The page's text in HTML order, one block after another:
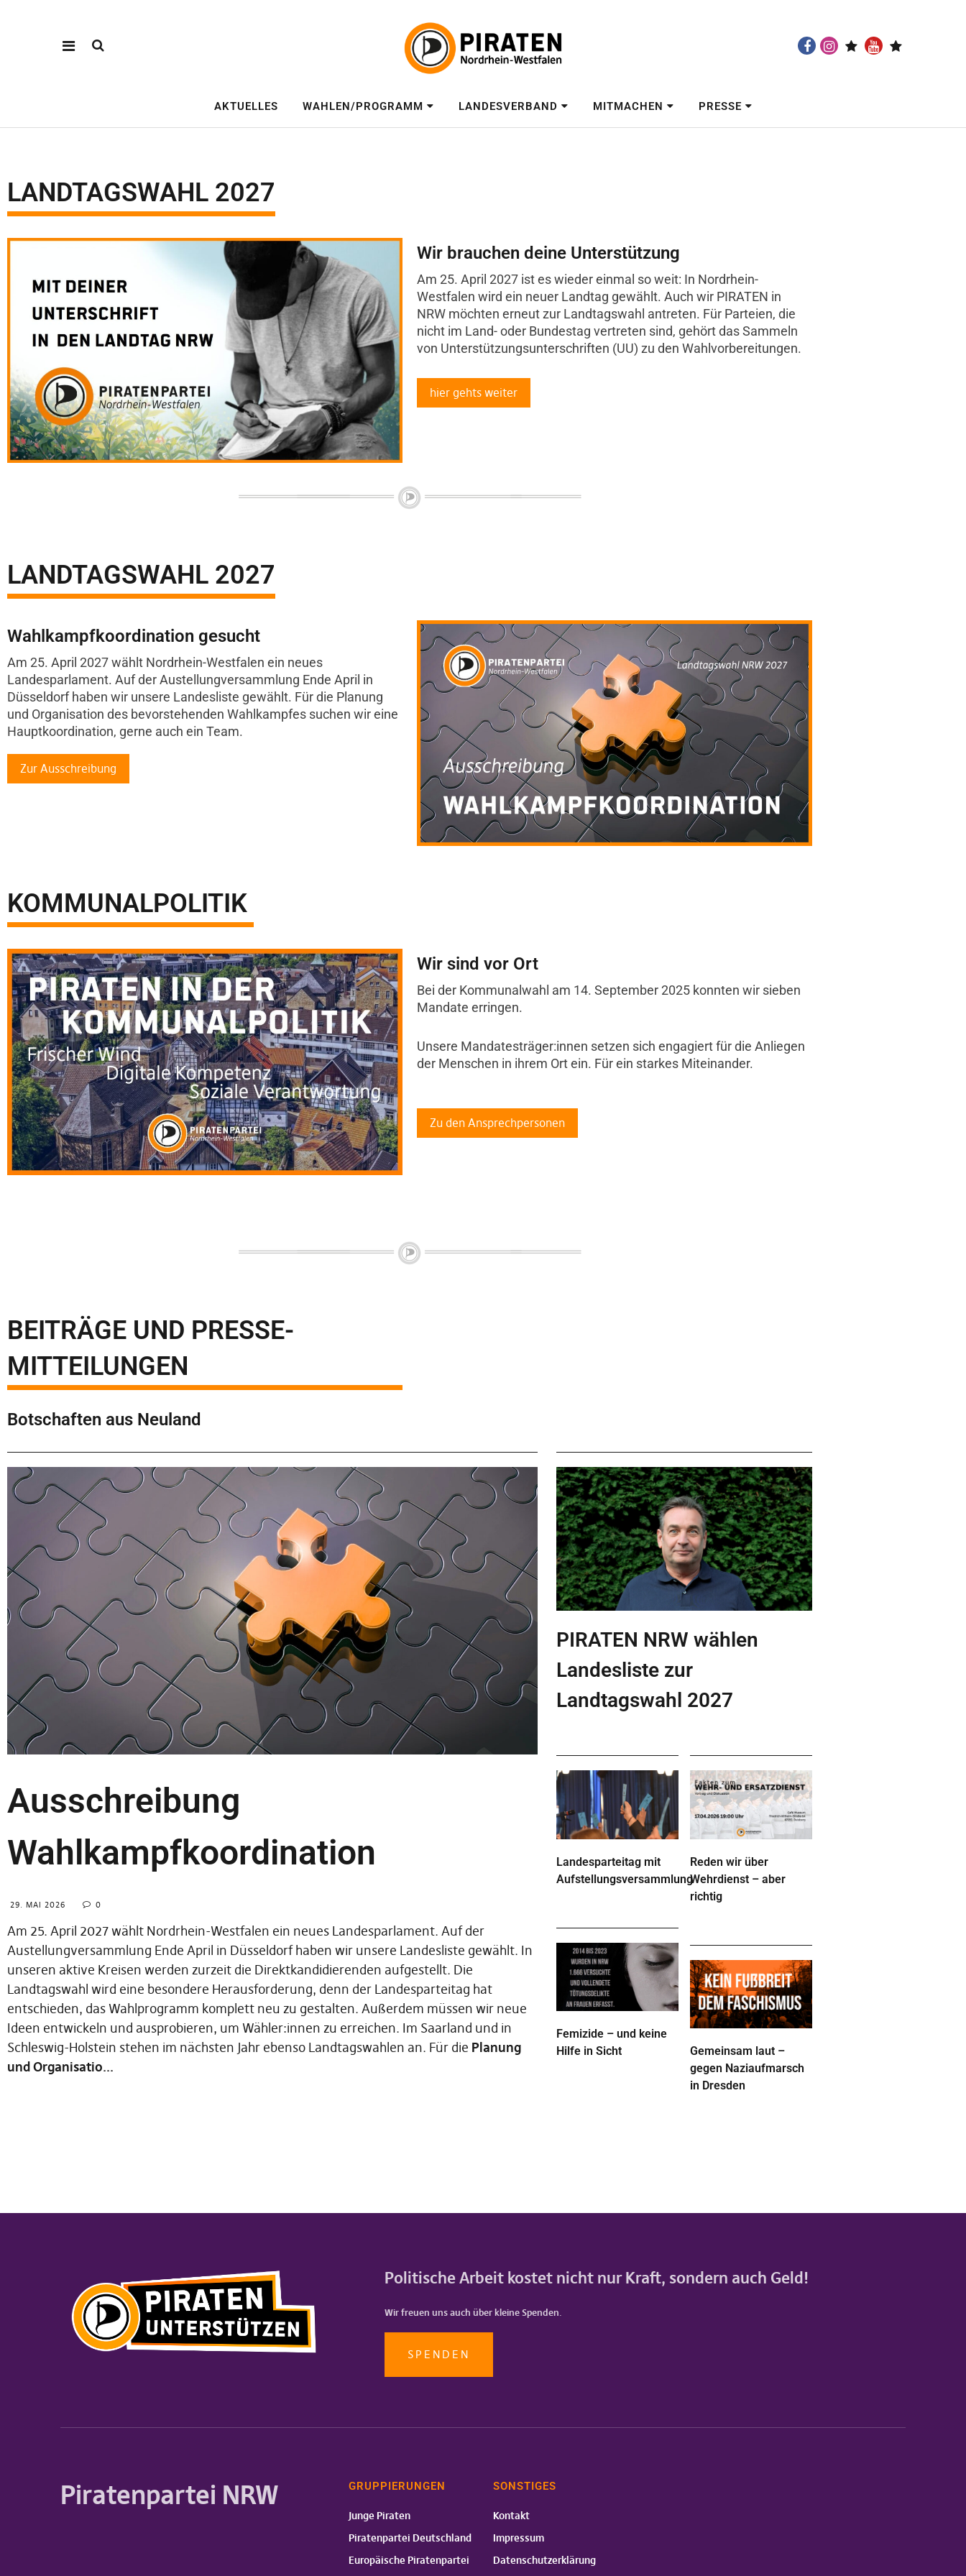
AKTUELLES WAHLEN/PROGRAMM LANDESVERBAND MITMACHEN PRESSE
LANDTAGSWAHL 2027
Wir brauchen deine Unterstützung
Am 25. April 2027 ist es wieder einmal so weit: In Nordrhein-
Westfalen wird ein neuer Landtag gewählt. Auch wir PIRATEN in
NRW möchten erneut zur Landtagswahl antreten. Für Parteien, die
nicht im Land- oder Bundestag vertreten sind, gehört das Sammeln
von Unterstützungsunterschriften (UU) zu den Wahlvorbereitungen.
hier gehts weiter
LANDTAGSWAHL 2027
Wahlkampfkoordination gesucht
Am 25. April 2027 wählt Nordrhein-Westfalen ein neues
Landesparlament. Auf der Austellungversammlung Ende April in
Düsseldorf haben wir unsere Landesliste gewählt. Für die Planung
und Organisation des bevorstehenden Wahlkampfes suchen wir eine
Hauptkoordination, gerne auch ein Team.
Zur Ausschreibung
KOMMUNALPOLITIK
Wir sind vor Ort
Bei der Kommunalwahl am 14. September 2025 konnten wir sieben
Mandate erringen.
Unsere Mandatesträger:innen setzen sich engagiert für die Anliegen
der Menschen in ihrem Ort ein. Für ein starkes Miteinander.
Zu den Ansprechpersonen
BEITRÄGE UND PRESSE-
MITTEILUNGEN
Botschaften aus Neuland
Ausschreibung
Wahlkampfkoordination
29. MAI 2026 0
Am 25. April 2027 wählt Nordrhein-Westfalen ein neues Landesparlament. Auf der
Austellungversammlung Ende April in Düsseldorf haben wir unsere Landesliste gewählt. In
unseren aktive Kreisen werden zurzeit die Direktkandidierenden aufgestellt. Die
Landtagswahl wird eine besondere Herausforderung, denn der Landesparteitag hat
entschieden, das Wahlprogramm komplett neu zu gestalten. Außerdem müssen wir neue
Ideen entwickeln und ausprobieren, um Wähler:innen zu erreichen. Im Saarland und in
Schleswig-Holstein stehen im nächsten Jahr ebenso Landtagswahlen an. Für die Planung
und Organisatio...
PIRATEN NRW wählen
Landesliste zur
Landtagswahl 2027
Landesparteitag mit
Aufstellungsversammlung
Reden wir über
Wehrdienst – aber
richtig
Femizide – und keine
Hilfe in Sicht
Gemeinsam laut –
gegen Naziaufmarsch
in Dresden
Politische Arbeit kostet nicht nur Kraft, sondern auch Geld!
Wir freuen uns auch über kleine Spenden.
SPENDEN
Piratenpartei NRW GRUPPIERUNGEN
Junge Piraten
Piratenpartei Deutschland
Europäische Piratenpartei
SONSTIGES
Kontakt
Impressum
Datenschutzerklärung